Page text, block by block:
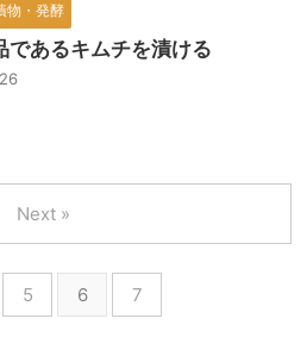
物・発酵
であるキムチを漬ける
5 6 7
Next »